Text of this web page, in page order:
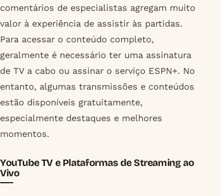
comentários de especialistas agregam muito
valor à experiência de assistir às partidas.
Para acessar o conteúdo completo,
geralmente é necessário ter uma assinatura
de TV a cabo ou assinar o serviço ESPN+. No
entanto, algumas transmissões e conteúdos
estão disponíveis gratuitamente,
especialmente destaques e melhores
momentos.
YouTube TV e Plataformas de Streaming ao
Vivo